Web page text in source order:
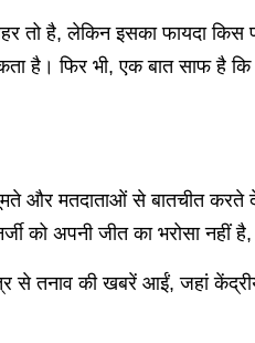
तो है, लेकिन इसका फायदा किस
है। फिर भी, एक बात साफ है
और मतदाताओं से बातचीत
को अपनी जीत का भरोसा नहीं
से तनाव की खबरें आईं, जहां